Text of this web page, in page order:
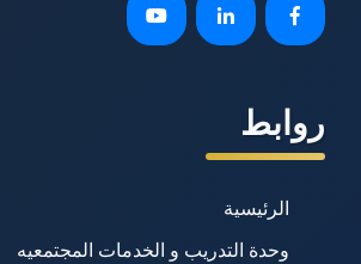
روابط
الرئيسية
وحدة التدريب و الخدمات المجتمعيه